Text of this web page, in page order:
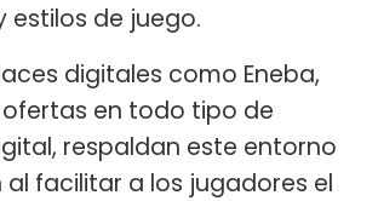
estilos de juego.
digitales como Eneba,
en todo tipo de
respaldan este entorno
al facilitar a los jugadores el